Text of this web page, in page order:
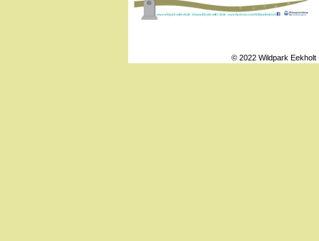
© 2022 Wildpark Eekholt